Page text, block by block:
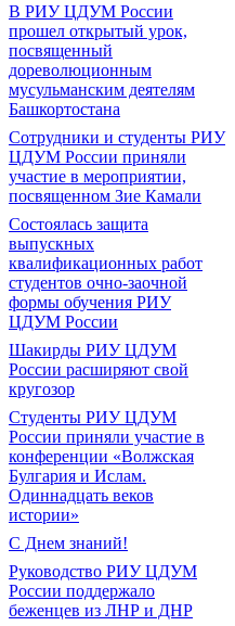
В РИУ ЦДУМ России
прошел открытый урок,
посвященный
дореволюционным
мусульманским деятелям
Башкортостана
Сотрудники и студенты РИУ
ЦДУМ России приняли
участие в мероприятии,
посвященном Зие Камали
Состоялась защита
выпускных
квалификационных работ
студентов очно-заочной
формы обучения РИУ
ЦДУМ России
Шакирды РИУ ЦДУМ
России расширяют свой
кругозор
Студенты РИУ ЦДУМ
России приняли участие в
конференции «Волжская
Булгария и Ислам.
Одиннадцать веков
истории»
С Днем знаний!
Руководство РИУ ЦДУМ
России поддержало
беженцев из ЛНР и ДНР